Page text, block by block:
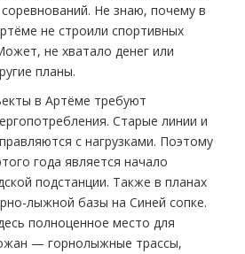
Не знаю, почему в
не строили спортивных
не хватало денег или
планы.
в Артёме требуют
Старые линии и
с нагрузками. Поэтому
года является начало
подстанции. Также в планах
лыжной базы на Синей сопке.
полноценное место для
— горнолыжные трассы,